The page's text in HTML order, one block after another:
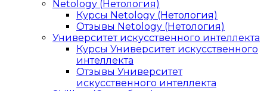
Netology (Нетология)
Курсы Netology (Нетология)
Отзывы Netology (Нетология)
Университет искусственного интеллекта
Курсы Университет искусственного
интеллекта
Отзывы Университет
искусственного интеллекта